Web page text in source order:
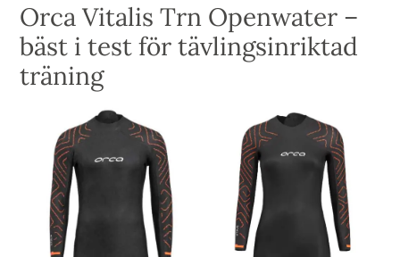
Orca Vitalis Trn Openwater –
bäst i test för tävlingsinriktad
träning